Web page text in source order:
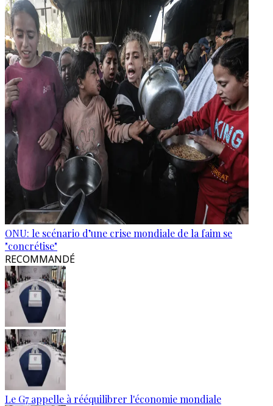
ONU: le scénario d’une crise mondiale de la faim se
"concrétise"
RECOMMANDÉ
Le G7 appelle à rééquilibrer l'économie mondiale